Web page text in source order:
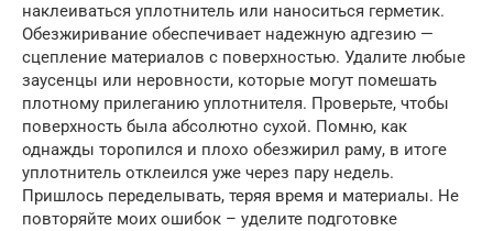
наклеиваться уплотнитель или наноситься герметик.
Обезжиривание обеспечивает надежную адгезию —
сцепление материалов с поверхностью. Удалите любые
заусенцы или неровности, которые могут помешать
плотному прилеганию уплотнителя. Проверьте, чтобы
поверхность была абсолютно сухой. Помню, как
однажды торопился и плохо обезжирил раму, в итоге
уплотнитель отклеился уже через пару недель.
Пришлось переделывать, теряя время и материалы. Не
повторяйте моих ошибок – уделите подготовке